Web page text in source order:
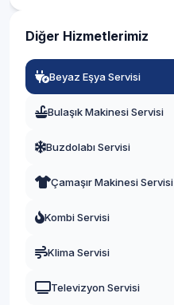
Çekmeköy
Esenler
Diğer Hizmetlerimiz
Beyaz Eşya Servisi
Bulaşık Makinesi Servisi
Buzdolabı Servisi
Çamaşır Makinesi Servisi
Kombi Servisi
Klima Servisi
Televizyon Servisi